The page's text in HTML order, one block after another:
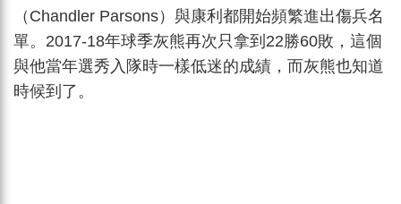
（Chandler Parsons）與康利都開始頻繁進出傷兵名
單。2017-18年球季灰熊再次只拿到22勝60敗，這個
與他當年選秀入隊時一樣低迷的成績，而灰熊也知道
時候到了。